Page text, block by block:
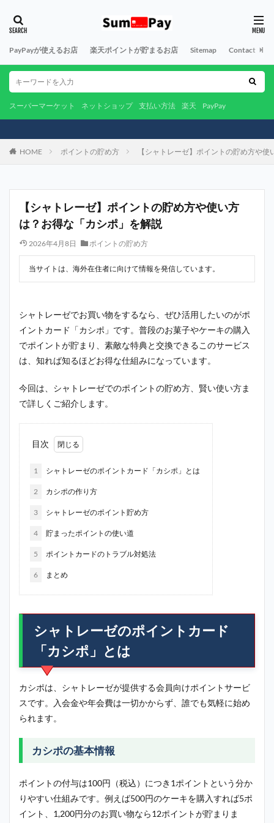
PayPayが使えるお店 楽天ポイントが貯まるお店 Sitemap Contact
スーパーマーケット ネットショップ 支払い方法 楽天 PayPay
HOME ポイントの貯め方 【シャトレーゼ】ポイントの貯め方や
【シャトレーゼ】ポイントの貯め方や使い方
は？お得な「カシポ」を解説
2026年4月8日 ポイントの貯め方
当サイトは、海外在住者に向けて情報を発信しています。
シャトレーゼでお買い物をするなら、ぜひ活用したいのがポ
イントカード「カシポ」です。普段のお菓子やケーキの購入
でポイントが貯まり、素敵な特典と交換できるこのサービス
は、知れば知るほどお得な仕組みになっています。
今回は、シャトレーゼでのポイントの貯め方、賢い使い方ま
で詳しくご紹介します。
目次
1 シャトレーゼのポイントカード「カシポ」とは
2 カシポの作り方
3 シャトレーゼのポイント貯め方
4 貯まったポイントの使い道
5 ポイントカードのトラブル対処法
6 まとめ
シャトレーゼのポイントカード
「カシポ」とは
カシポは、シャトレーゼが提供する会員向けポイントサービ
スです。入会金や年会費は一切かからず、誰でも気軽に始め
られます。
カシポの基本情報
ポイントの付与は100円（税込）につき1ポイントという分か
りやすい仕組みです。例えば500円のケーキを購入すれば5ポ
イント、1,200円分のお買い物なら12ポイントが貯まりま